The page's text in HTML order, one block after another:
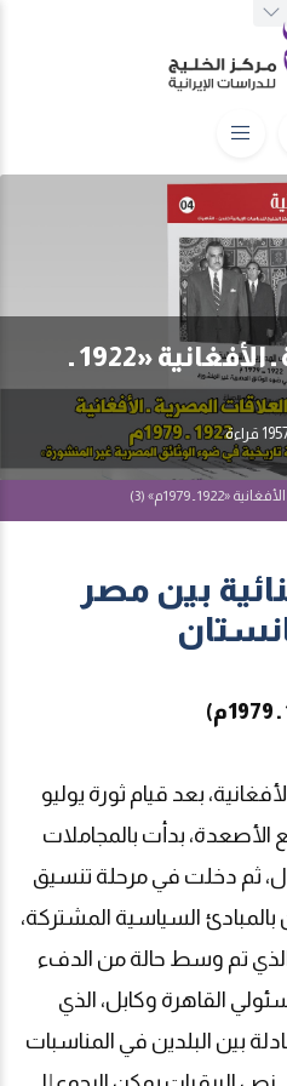
العلاقات المصرية ـ الأفغانية «1922 ـ
ـ 1979م» (3)
بين مصر
بعد قيام ثورة يوليو
الأصعدة، بدأت بالمجاملات
ثم دخلت في مرحلة تنسيق
بالمبادئ السياسية المشتركة،
الذي تم وسط حالة من الدفء
القاهرة وكابل، الذي
بين البلدين في المناسبات